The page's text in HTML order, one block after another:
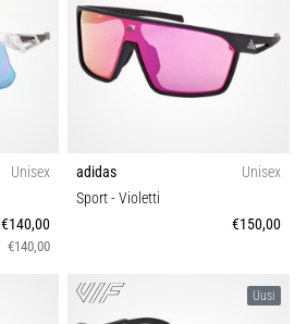
Unisex
€140,00
€140,00
adidas
Unisex
Sport- Violetti
€150,00
Uusi